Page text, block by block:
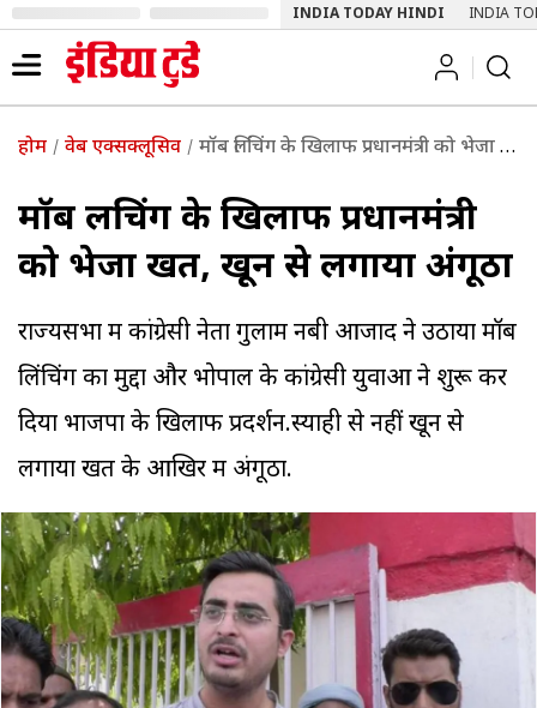
INDIA TODAY HINDI INDIA
होम वेब एक्सक्लूसिव मॉब लिंचिंग के खिलाफ प्रधानमंत्री को भेजा खत, खून से लगाया अंगूठा
मॉब लिंचिंग के खिलाफ प्रधानमंत्री
को भेजा खत, खून से लगाया अंगूठा
राज्यसभा में कांग्रेसी नेता गुलाम नबी आजाद ने उठाया मॉब
लिंचिंग का मुद्दा और भोपाल के कांग्रेसी युवाओं ने शुरू कर
दिया भाजपा के खिलाफ प्रदर्शन.स्याही से नहीं खून से
लगाया खत के आखिर में अंगूठा.